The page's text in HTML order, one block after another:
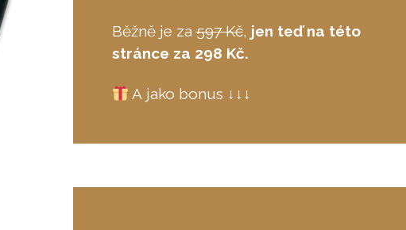
Běžně je za597 Kč, jen teď na této
stránce za 298 Kč.
A jako bonus ↓↓↓